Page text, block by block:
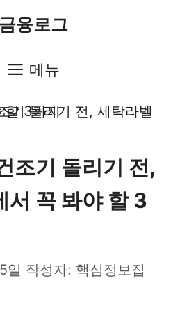
금융로그
메뉴
조기 돌리기 전,
서 꼭 봐야 할 3
일 작성자: 핵심정보집